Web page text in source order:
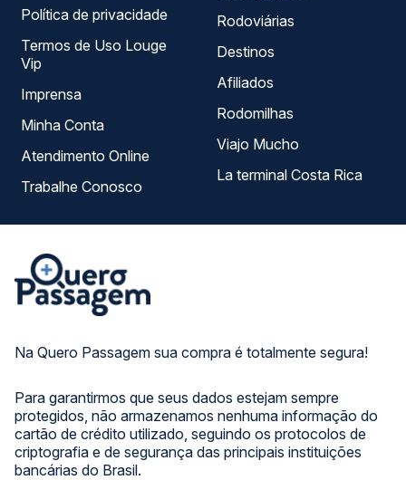
Na Quero Passagem sua compra é totalmente segura!
Para garantirmos que seus dados estejam sempre
protegidos, não armazenamos nenhuma informação do
cartão de crédito utilizado, seguindo os protocolos de
criptografia e de segurança das principais instituições
bancárias do Brasil.
Política de privacidade
Termos de Uso Louge
Vip
Imprensa
Minha Conta
Atendimento Online
Trabalhe Conosco
Rodoviárias
Destinos
Afiliados
Rodomilhas
Viajo Mucho
La terminal Costa Rica